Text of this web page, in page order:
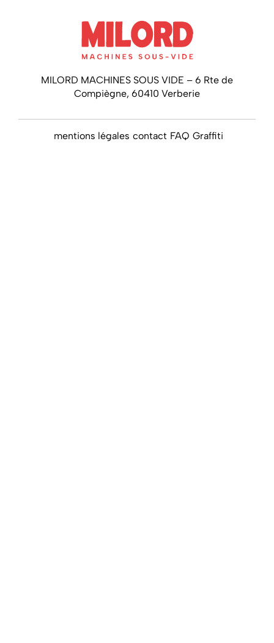
MILORD MACHINES SOUS VIDE – 6 Rte de
Compiègne, 60410 Verberie
mentions légales contact FAQ Graffiti